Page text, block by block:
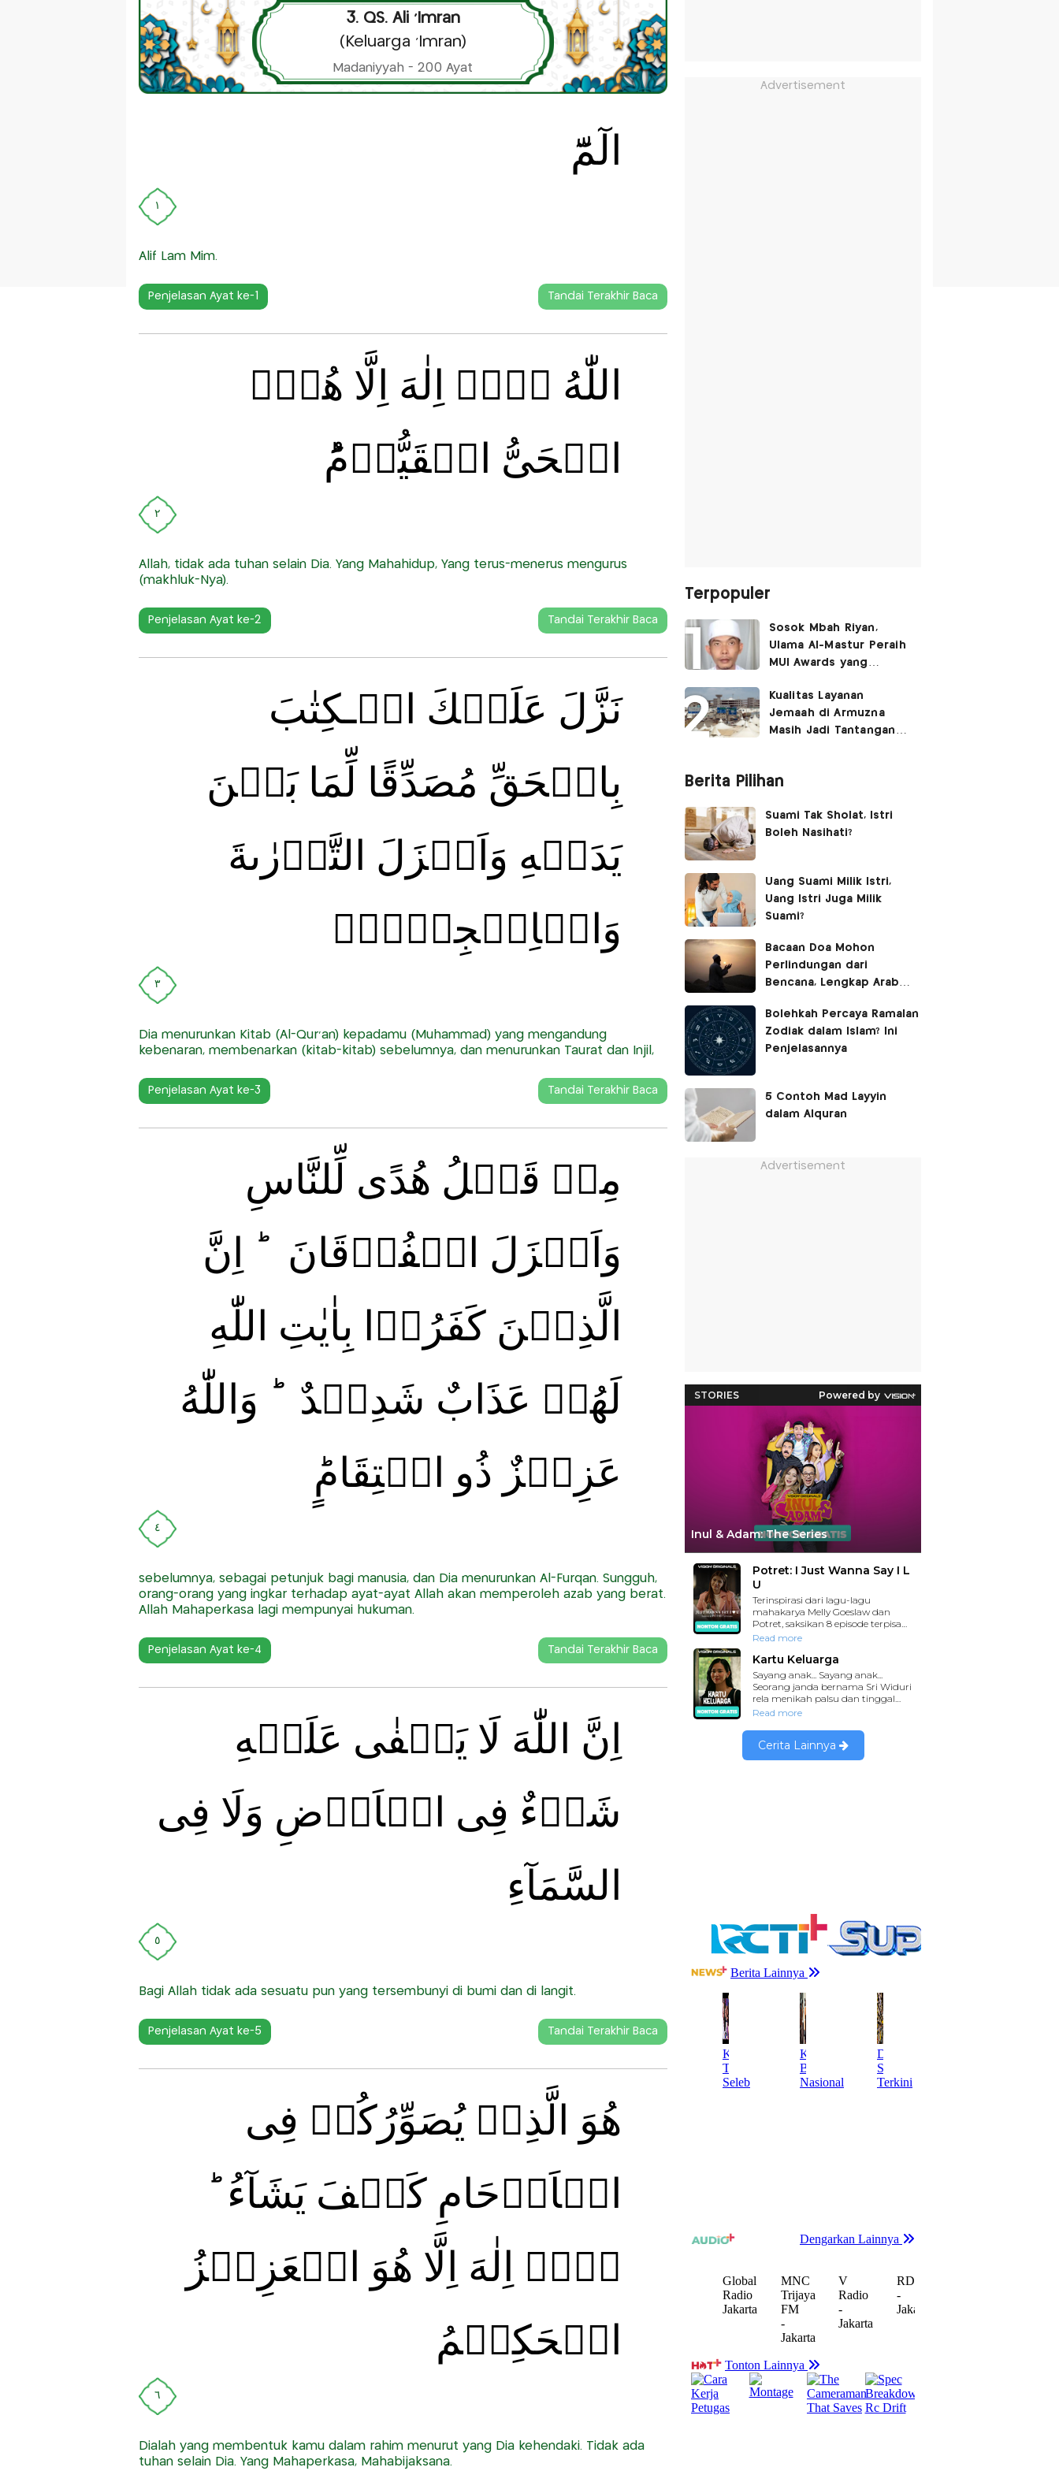
3. QS. Ali 'Imran
(Keluarga 'Imran)
Madaniyyah - 200 Ayat
الٓمّٓ
١
Alif Lam Mim.
Tandai Terakhir Baca
Penjelasan Ayat ke-1
اللّٰهُ لَاۤ اِلٰهَ اِلَّا هُوَۙ
الۡحَىُّ الۡقَيُّوۡمُؕ
٢
Allah, tidak ada tuhan selain Dia. Yang Mahahidup, Yang terus-menerus mengurus
(makhluk-Nya).
Tandai Terakhir Baca
Penjelasan Ayat ke-2
نَزَّلَ عَلَيۡكَ الۡـكِتٰبَ
بِالۡحَقِّ مُصَدِّقًا لِّمَا بَيۡنَ
يَدَيۡهِ وَاَنۡزَلَ التَّوۡرٰٮةَ
وَالۡاِنۡجِيۡلَۙ‏
٣
Dia menurunkan Kitab (Al-Qur'an) kepadamu (Muhammad) yang mengandung
kebenaran, membenarkan (kitab-kitab) sebelumnya, dan menurunkan Taurat dan Injil,
Tandai Terakhir Baca
Penjelasan Ayat ke-3
مِنۡ قَبۡلُ هُدًى لِّلنَّاسِ
وَاَنۡزَلَ الۡفُرۡقَانَ ؕ‌ اِنَّ
الَّذِيۡنَ كَفَرُوۡا بِاٰيٰتِ اللّٰهِ
لَهُمۡ عَذَابٌ شَدِيۡدٌ ‌ؕ وَاللّٰهُ
عَزِيۡزٌ ذُو انۡتِقَامٍؕ
٤
sebelumnya, sebagai petunjuk bagi manusia, dan Dia menurunkan Al-Furqan. Sungguh,
orang-orang yang ingkar terhadap ayat-ayat Allah akan memperoleh azab yang berat.
Allah Mahaperkasa lagi mempunyai hukuman.
Tandai Terakhir Baca
Penjelasan Ayat ke-4
اِنَّ اللّٰهَ لَا يَخۡفٰى عَلَيۡهِ
شَىۡءٌ فِى الۡاَرۡضِ وَلَا فِى
السَّمَآءِ
٥
Bagi Allah tidak ada sesuatu pun yang tersembunyi di bumi dan di langit.
Tandai Terakhir Baca
Penjelasan Ayat ke-5
هُوَ الَّذِىۡ يُصَوِّرُكُمۡ فِى
الۡاَرۡحَامِ كَيۡفَ يَشَآءُ ‌ؕ
لَاۤ اِلٰهَ اِلَّا هُوَ الۡعَزِيۡزُ
الۡحَكِيۡمُ
٦
Dialah yang membentuk kamu dalam rahim menurut yang Dia kehendaki. Tidak ada
tuhan selain Dia. Yang Mahaperkasa, Mahabijaksana.
Advertisement
Terpopuler
Sosok Mbah Riyan,
Ulama Al-Mastur Peraih
MUI Awards yang
Tukang Bangunan
Kualitas Layanan
Jemaah di Armuzna
Masih Jadi Tantangan
Berita Pilihan
Suami Tak Sholat, Istri
Boleh Nasihati?
Uang Suami Milik Istri,
Uang Istri Juga Milik
Suami?
Bacaan Doa Mohon
Perlindungan dari
Bencana, Lengkap Arab
Bolehkah Percaya Ramalan
Zodiak dalam Islam? Ini
Penjelasannya
5 Contoh Mad Layyin
dalam Alquran
Advertisement